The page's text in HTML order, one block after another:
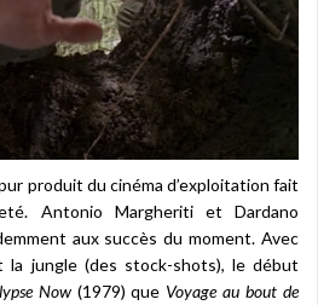
produit du cinéma d’exploitation fait
Antonio Margheriti et Dardano
aux succès du moment. Avec
la jungle (des stock-shots), le début
Now (1979) que Voyage au bout de